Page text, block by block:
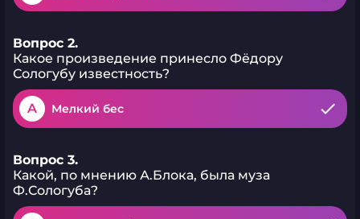
Вопрос 2.
Какое произведение принесло Фёдору
Сологубу известность?
A Мелкий бес
Вопрос 3.
Какой, по мнению А.Блока, была муза
Ф.Сологуба?